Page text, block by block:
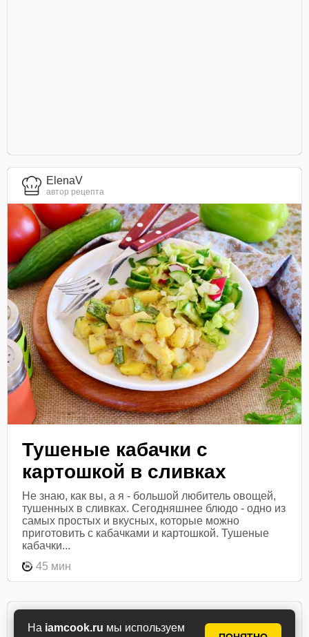
На iamcook.ru мы используем
ElenaV
автор рецепта
Тушеные кабачки с
картошкой в сливках
Не знаю, как вы, а я - большой любитель овощей,
тушенных в сливках. Сегодняшнее блюдо - одно из
самых простых и вкусных, которые можно
приготовить с кабачками и картошкой. Тушеные
кабачки...
45 мин